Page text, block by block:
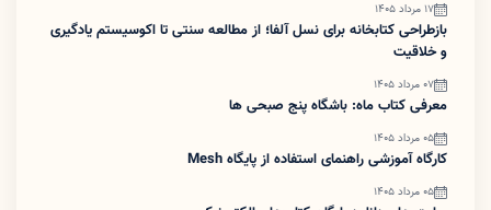
17 مرداد 1405
بازطراحی کتابخانه برای نسل آلفا؛ از مطالعه سنتی تا اکوسیستم یادگیری
و خلاقیت
07 مرداد 1405
معرفی کتاب ماه: باشگاه پنج صبحی ها
05 مرداد 1405
کارگاه آموزشی راهنمای استفاده از پایگاه Mesh
05 مرداد 1405